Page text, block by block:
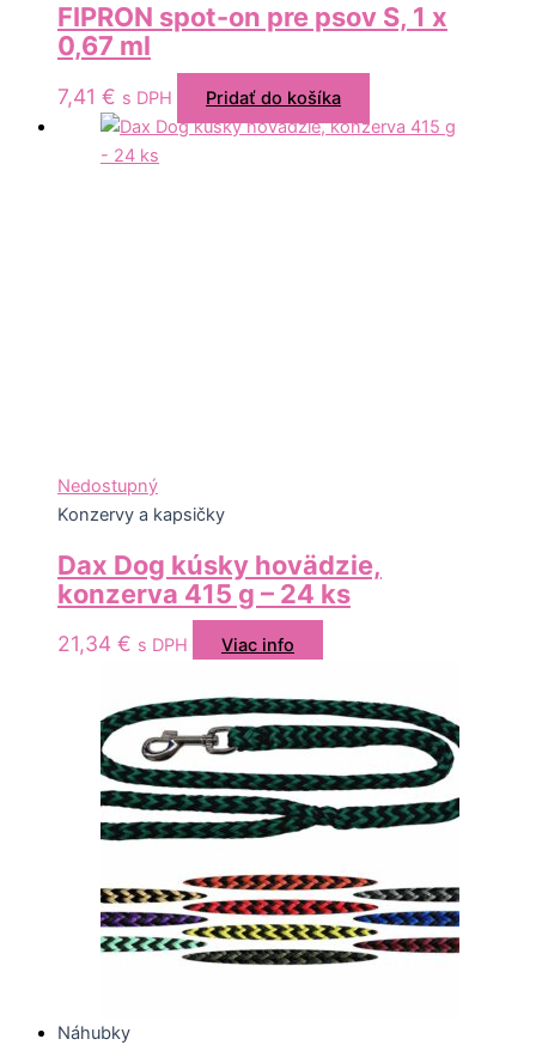
FIPRON spot-on pre psov S, 1 x
0,67 ml
7,41 € s DPH Pridať do košíka
Nedostupný
Konzervy a kapsičky
Dax Dog kúsky hovädzie,
konzerva 415 g – 24 ks
21,34 € s DPH Viac info
Náhubky